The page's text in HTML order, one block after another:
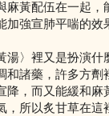
麻黃配伍在一起
強宣肺平喘的效
湯〉裡又是扮演什
和諸藥，許多方
降，而又能緩和
所以炙甘草在這